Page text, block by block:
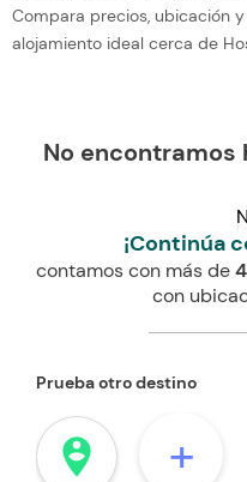
Compara precios, ubicación
alojamiento ideal cerca de
No encontramos
¡Continúa
contamos con más de
con
Prueba otro destino
person_pin_circle +